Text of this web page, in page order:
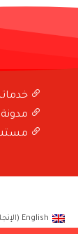
مدونة
English
(